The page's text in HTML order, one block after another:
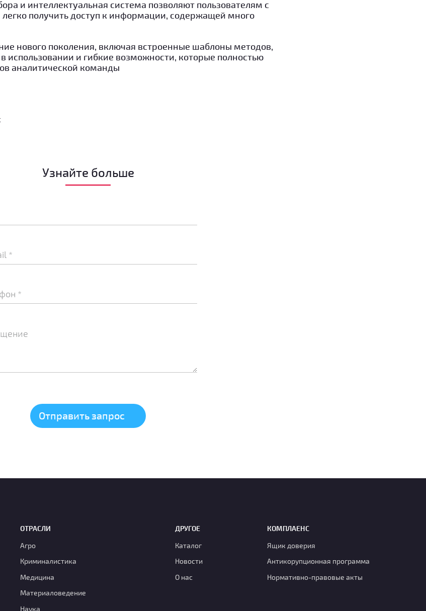
и интеллектуальная система позволяют пользователям с
получить доступ к информации, содержащей много
нового поколения, включая встроенные шаблоны методов,
использовании и гибкие возможности, которые полностью
аналитической команды
Узнайте больше
ОТРАСЛИ
Агро
Криминалистика
Медицина
Материаловедение
Наука
ДРУГОЕ
Каталог
Новости
О нас
КОМПЛАЕНС
Ящик доверия
Антикорупционная программа
Нормативно-правовые акты